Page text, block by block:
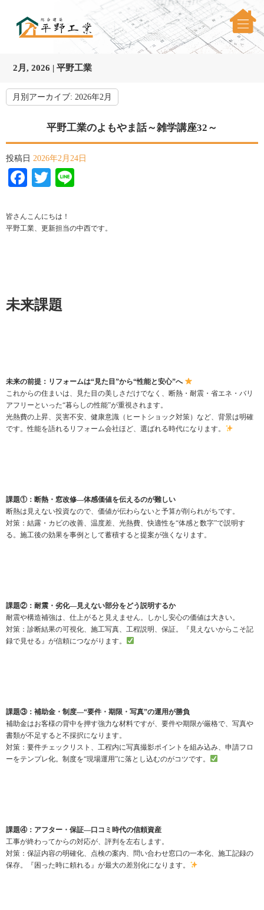
2月, 2026 | 平野工業
月別アーカイブ: 2026年2月
平野工業のよもやま話～雑学講座32～
投稿日 2026年2月24日
Facebook
Twitter
皆さんこんにちは！
平野工業、更新担当の中西です。
未来課題
未来の前提：リフォームは“見た目”から“性能と安心”へ
これからの住まいは、見た目の美しさだけでなく、断熱・耐震・省エネ・バリ
アフリーといった“暮らしの性能”が重視されます。
光熱費の上昇、災害不安、健康意識（ヒートショック対策）など、背景は明確
です。性能を語れるリフォーム会社ほど、選ばれる時代になります。
課題①：断熱・窓改修—体感価値を伝えるのが難しい
断熱は見えない投資なので、価値が伝わらないと予算が削られがちです。
対策：結露・カビの改善、温度差、光熱費、快適性を“体感と数字”で説明す
る。施工後の効果を事例として蓄積すると提案が強くなります。
課題②：耐震・劣化—見えない部分をどう説明するか
耐震や構造補強は、仕上がると見えません。しかし安心の価値は大きい。
対策：診断結果の可視化、施工写真、工程説明、保証。『見えないからこそ記
録で見せる』が信頼につながります。
課題③：補助金・制度—“要件・期限・写真”の運用が勝負
補助金はお客様の背中を押す強力な材料ですが、要件や期限が厳格で、写真や
書類が不足すると不採択になります。
対策：要件チェックリスト、工程内に写真撮影ポイントを組み込み、申請フロ
ーをテンプレ化。制度を“現場運用”に落とし込むのがコツです。
課題④：アフター・保証—口コミ時代の信頼資産
工事が終わってからの対応が、評判を左右します。
対策：保証内容の明確化、点検の案内、問い合わせ窓口の一本化、施工記録の
保存。『困った時に頼れる』が最大の差別化になります。